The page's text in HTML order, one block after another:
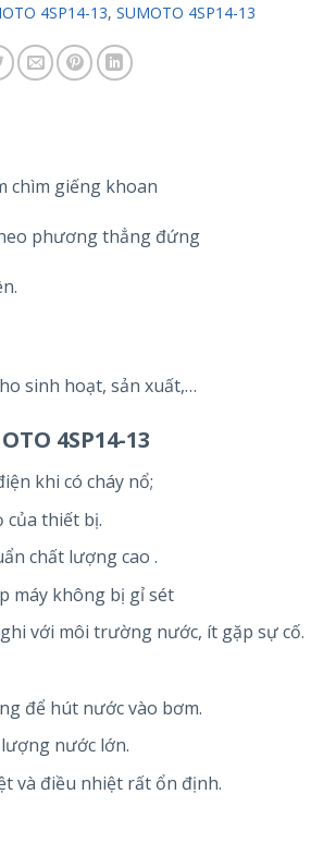
4SP14-13, SUMOTO 4SP14-13
chìm giếng khoan
phương thẳng đứng
sinh hoạt, sản xuất,…
4SP14-13
khi có cháy nổ;
của thiết bị.
chất lượng cao .
máy không bị gỉ sét
với môi trường nước, ít gặp sự cố.
để hút nước vào bơm.
nước lớn.
và điều nhiệt rất ổn định.